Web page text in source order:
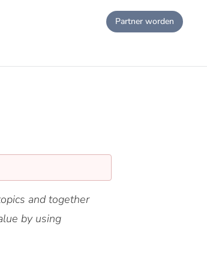
Partner worden
and together
by using